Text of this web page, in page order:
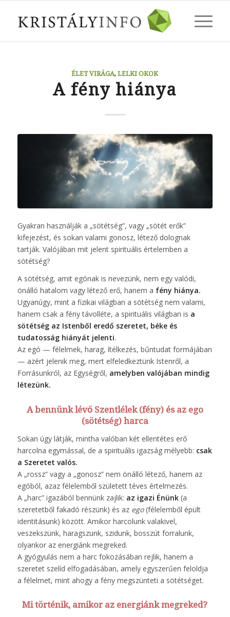
ÉLET VIRÁGA,LELKI OKOK
A fény hiánya
Gyakran használják a „sötétség”, vagy „sötét erők”
kifejezést, és sokan valami gonosz, létező dolognak
tartják. Valójában mit jelent spirituális értelemben a
sötétség?
A sötétség, amit egónak is nevezünk, nem egy valódi,
önálló hatalom vagy létező erő, hanem a fény hiánya.
Ugyanúgy, mint a fizikai világban a sötétség nem valami,
hanem csak a fény távolléte, a spirituális világban is a
sötétség az Istenből eredő szeretet, béke és
tudatosság hiányát jelenti.
Az egó — félelmek, harag, ítélkezés, bűntudat formájában
— azért jelenik meg, mert elfeledkeztünk Istenről, a
Forrásunkról, az Egységről, amelyben valójában mindig
létezünk.
A bennünk lévő Szentlélek (fény) és az ego
(sötétség) harca
Sokan úgy látják, mintha valóban két ellentétes erő
harcolna egymással, de a spirituális igazság mélyebb: csak
a Szeretet valós.
A „rossz” vagy a „gonosz” nem önálló létező, hanem az
egóból, azaz félelemből született téves értelmezés.
A „harc” igazából bennünk zajlik: az igazi Énünk(a
szeretetből fakadó részünk) és az ego(félelemből épült
identitásunk) között. Amikor harcolunk valakivel,
veszekszünk, haragszunk, szidunk, bosszút forralunk,
olyankor az energiánk megreked.
A gyógyulás nem a harc fokozásában rejlik, hanem a
szeretet szelíd elfogadásában, amely egyszerűen feloldja
a félelmet, mint ahogy a fény megszünteti a sötétséget.
Mi történik, amikor az energiánk megreked?